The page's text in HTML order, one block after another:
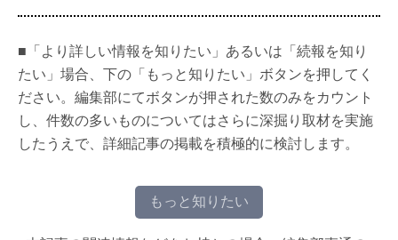
■「より詳しい情報を知りたい」あるいは「続報を知り
たい」場合、下の「もっと知りたい」ボタンを押してく
ださい。編集部にてボタンが押された数のみをカウント
し、件数の多いものについてはさらに深掘り取材を実施
したうえで、詳細記事の掲載を積極的に検討します。
もっと知りたい